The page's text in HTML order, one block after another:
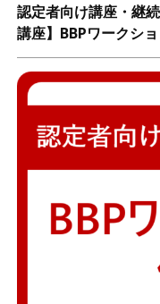
認定者向け講座・継
講座】BBPワークシ